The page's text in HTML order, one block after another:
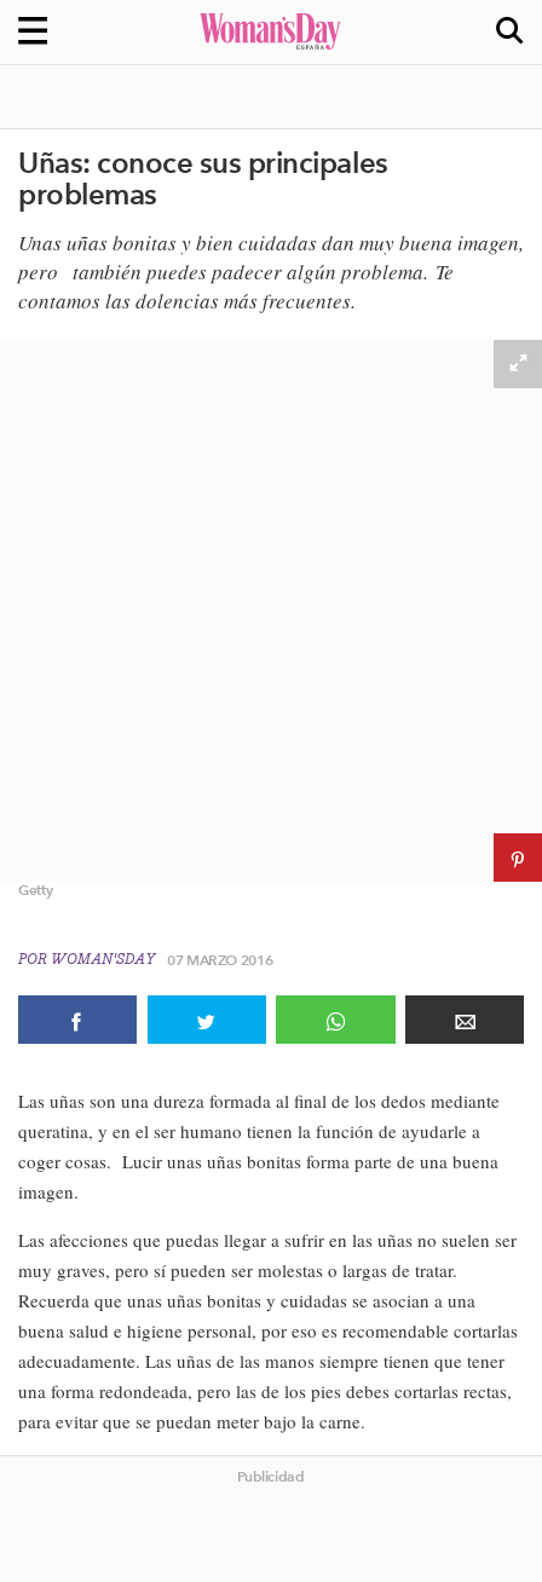
Uñas: conoce sus principales
problemas
Unas uñas bonitas y bien cuidadas dan muy buena imagen,
pero también puedes padecer algún problema. Te
contamos las dolencias más frecuentes.
Getty
POR WOMAN'SDAY 07 MARZO 2016
Las uñas son una dureza formada al final de los dedos mediante
queratina, y en el ser humano tienen la función de ayudarle a
coger cosas. Lucir unas uñas bonitas forma parte de una buena
imagen.
Las afecciones que puedas llegar a sufrir en las uñas no suelen ser
muy graves, pero sí pueden ser molestas o largas de tratar.
Recuerda que unas uñas bonitas y cuidadas se asocian a una
buena salud e higiene personal, por eso es recomendable cortarlas
adecuadamente. Las uñas de las manos siempre tienen que tener
una forma redondeada, pero las de los pies debes cortarlas rectas,
para evitar que se puedan meter bajo la carne.
Publicidad